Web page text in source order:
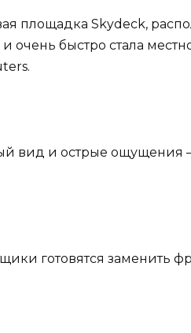
площадка Skydeck,
очень быстро стала
вид и острые ощущения
готовятся заменить